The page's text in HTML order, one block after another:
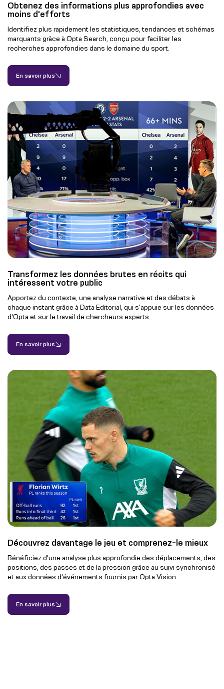
Obtenez des informations plus approfondies avec
moins d'efforts
Identifiez plus rapidement les statistiques, tendances et schémas
marquants grâce à Opta Search, conçu pour faciliter les
recherches approfondies dans le domaine du sport.
En savoir plus
Transformez les données brutes en récits qui
intéressent votre public
Apportez du contexte, une analyse narrative et des débats à
chaque instant grâce à Data Editorial, qui s'appuie sur les données
d'Opta et sur le travail de chercheurs experts.
En savoir plus
Découvrez davantage le jeu et comprenez-le mieux
Bénéficiez d'une analyse plus approfondie des déplacements, des
positions, des passes et de la pression grâce au suivi synchronisé
et aux données d'événements fournis par Opta Vision.
En savoir plus